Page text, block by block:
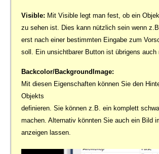
Visible: Mit Visible legt man fest, ob ein
zu sehen ist. Dies kann nützlich sein wenn
erst nach einer bestimmten Eingabe zum
soll. Ein unsichtbarer Button ist übrigens auch
Backcolor/BackgroundImage:
Mit diesen Eigenschaften können Sie den
Objekts
definieren. Sie können z.B. ein komplett
machen. Alternativ könnten Sie auch ein Bild
anzeigen lassen.